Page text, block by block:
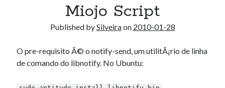
Miojo Script
Published bySilveiraon 2010-01-28
O pre-requisito Ã© o notify-send, um utilitÃ¡rio de linha
de comando do libnotify. No Ubuntu: